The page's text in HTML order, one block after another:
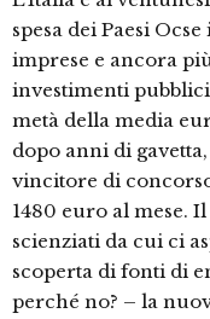
spesa dei Paesi
imprese e ancora
investimenti pubblici
metà della media
dopo anni di
vincitore di
1480 euro al mese.
scienziati da cui ci
scoperta di fonti di
perché no? – la